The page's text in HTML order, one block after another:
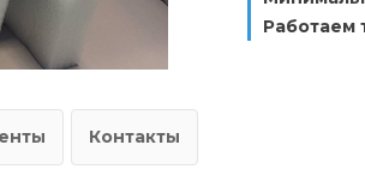
Работаем
Контакты